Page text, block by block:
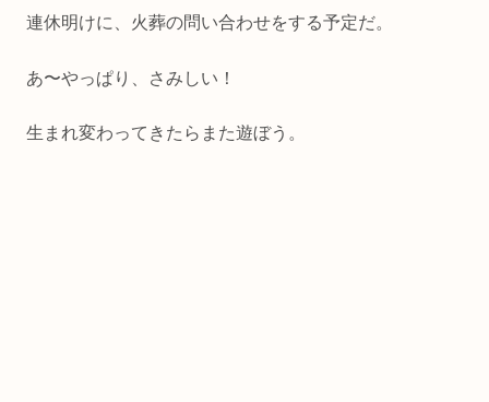
連休明けに、火葬の問い合わせをする予定だ。
あ〜やっぱり、さみしい！
生まれ変わってきたらまた遊ぼう。